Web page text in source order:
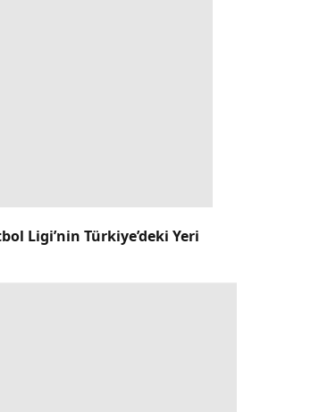
Ligi’nin Türkiye’deki Yeri